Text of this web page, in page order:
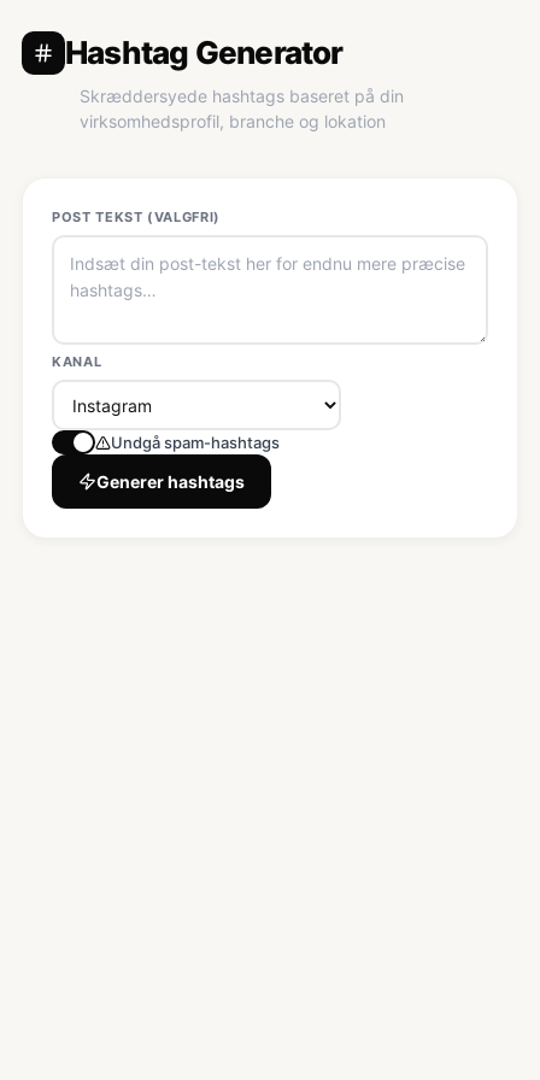
Hashtag Generator
Skræddersyede hashtags baseret på din
virksomhedsprofil, branche og lokation
POST TEKST (VALGFRI)
KANAL
Undgå spam-hashtags
Generer hashtags